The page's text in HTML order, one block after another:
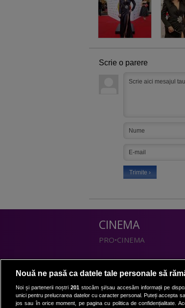
Scrie o parere
CINEMA
PRO•CINEMA
DIVERTISMENT
PRO•TV
Romanii au talent
Nouă ne pasă ca datele tale personale să
Noi și partenerii noștri 201stocăm și/sau accesăm informații pe
unici pentru prelucrarea datelor cu caracter personal. Puteți accepta
jos sau în orice moment, pe pagina cu politica de confidențialitate.